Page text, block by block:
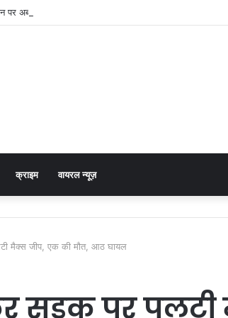
पर अब रुकेगी अछनेरा-टनकपुर एक्सप्रेस, रेल मंत्री ने दी स्वीकृति
क्राइम वायरल न्यूज़
मैक्स जीप, एक की मौत, आठ घायल
सड़क पर